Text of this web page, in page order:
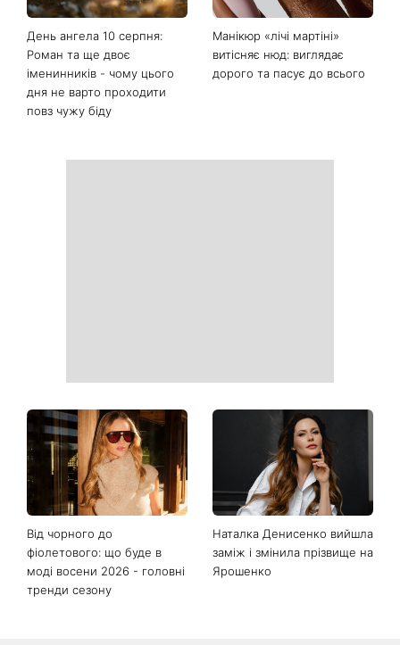
День ангела 10 серпня:
Роман та ще двоє
іменинників - чому цього
дня не варто проходити
повз чужу біду
Манікюр «лічі мартіні»
витісняє нюд: виглядає
дорого та пасує до всього
Від чорного до
фіолетового: що буде в
моді восени 2026 - головні
тренди сезону
Наталка Денисенко вийшла
заміж і змінила прізвище на
Ярошенко